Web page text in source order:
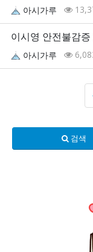
아시가루
이시영 안전불감
아시가루
검색